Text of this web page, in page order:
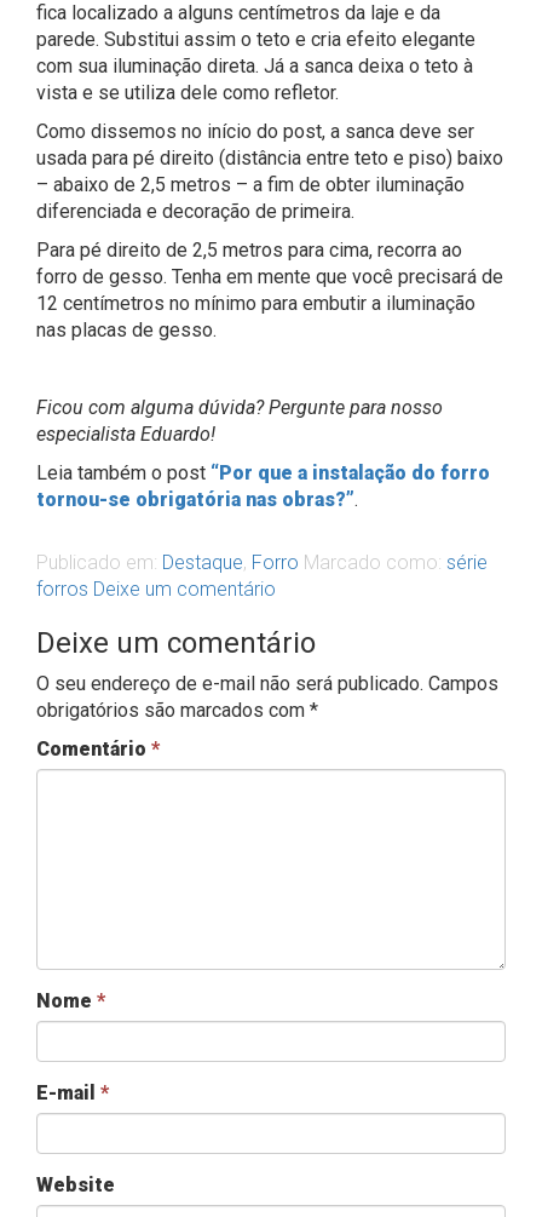
fica localizado a alguns centímetros da laje e da
parede. Substitui assim o teto e cria efeito elegante
com sua iluminação direta. Já a sanca deixa o teto à
vista e se utiliza dele como refletor.
Como dissemos no início do post, a sanca deve ser
usada para pé direito (distância entre teto e piso) baixo
– abaixo de 2,5 metros – a fim de obter iluminação
diferenciada e decoração de primeira.
Para pé direito de 2,5 metros para cima, recorra ao
forro de gesso. Tenha em mente que você precisará de
12 centímetros no mínimo para embutir a iluminação
nas placas de gesso.
Ficou com alguma dúvida? Pergunte para nosso
especialista Eduardo!
Leia também o post “Por que a instalação do forro
tornou-se obrigatória nas obras?”.
Publicado em: Destaque, Forro Marcado como: série
forros Deixe um comentário
Deixe um comentário
O seu endereço de e-mail não será publicado. Campos
obrigatórios são marcados com *
Comentário *
Nome *
E-mail *
Website